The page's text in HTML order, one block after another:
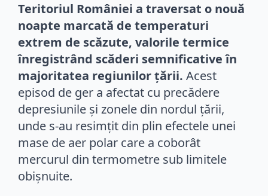
Teritoriul României a traversat o nouă
noapte marcată de temperaturi
extrem de scăzute, valorile termice
înregistrând scăderi semnificative în
majoritatea regiunilor țării. Acest
episod de ger a afectat cu precădere
depresiunile și zonele din nordul țării,
unde s-au resimțit din plin efectele unei
mase de aer polar care a coborât
mercurul din termometre sub limitele
obișnuite.